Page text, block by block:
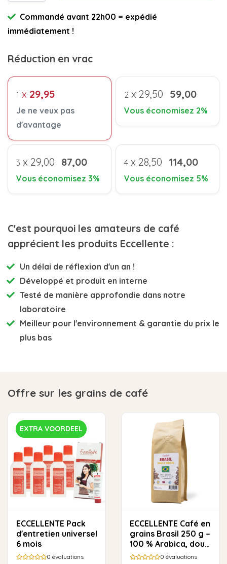
Commandé avant 22h00 = expédié
immédiatement !
Réduction en vrac
1 x 29,95
Je ne veux pas
d'avantage
2 x 29,50 59,00
Vous économisez 2%
3 x 29,00 87,00
Vous économisez 3%
4 x 28,50 114,00
Vous économisez 5%
C'est pourquoi les amateurs de café
apprécient les produits Eccellente :
Un délai de réflexion d'un an !
Développé et produit en interne
Testé de manière approfondie dans notre
laboratoire
Meilleur pour l'environnement & garantie du prix le
plus bas
Offre sur les grains de café
EXTRA VOORDEEL
ECCELLENTE Pack
d'entretien universel
6 mois
0 évaluations
ECCELLENTE Café en
grains Brasil 250 g –
100 % Arabica, doux
et rond 0 évaluations